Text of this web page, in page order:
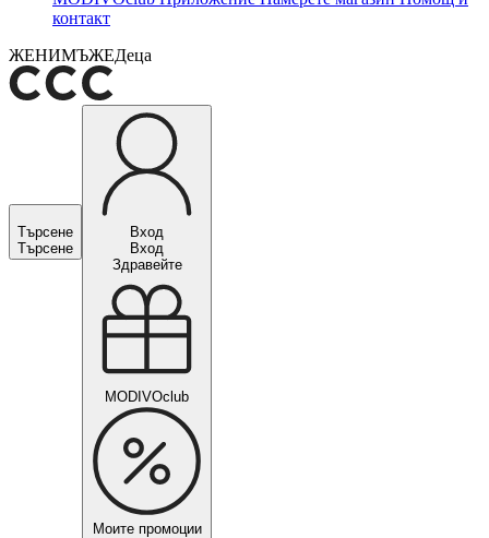
контакт
ЖЕНИМЪЖЕДеца
Търсене
Търсене
Вход
Вход
Здравейте
MODIVOclub
Моите промоции